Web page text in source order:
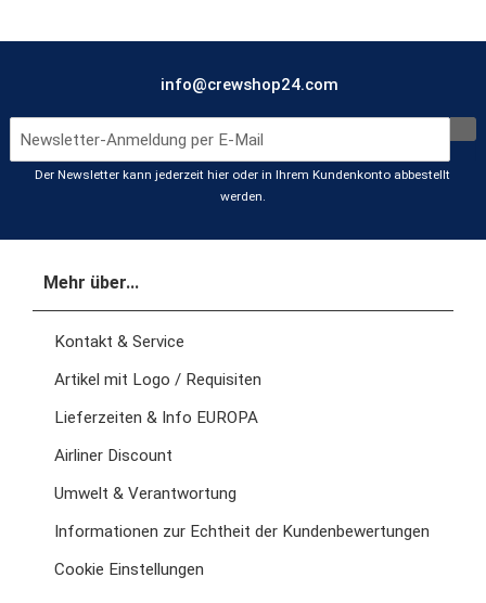
info@crewshop24.com
Der Newsletter kann jederzeit hier oder in Ihrem Kundenkonto abbestellt
werden.
Mehr über...
Kontakt & Service
Artikel mit Logo / Requisiten
Lieferzeiten & Info EUROPA
Airliner Discount
Umwelt & Verantwortung
Informationen zur Echtheit der Kundenbewertungen
Cookie Einstellungen